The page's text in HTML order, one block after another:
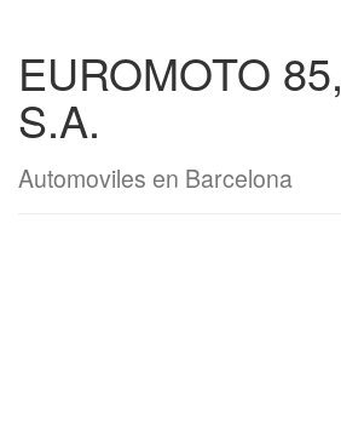
EUROMOTO 85,
S.A.
Automoviles en Barcelona